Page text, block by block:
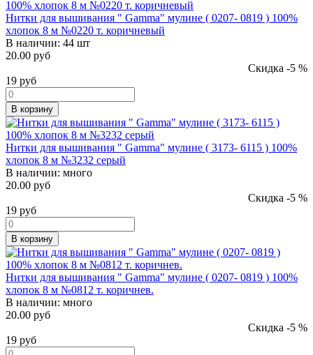
Нитки для вышивания " Gamma" мулине ( 0207- 0819 ) 100%
хлопок 8 м №0220 т. коричневый
В наличии: 44 шт
20.00 руб
Скидка -5 %
19 руб
В корзину
Нитки для вышивания " Gamma" мулине ( 3173- 6115 ) 100%
хлопок 8 м №3232 серый
В наличии: много
20.00 руб
Скидка -5 %
19 руб
В корзину
Нитки для вышивания " Gamma" мулине ( 0207- 0819 ) 100%
хлопок 8 м №0812 т. коричнев.
В наличии: много
20.00 руб
Скидка -5 %
19 руб